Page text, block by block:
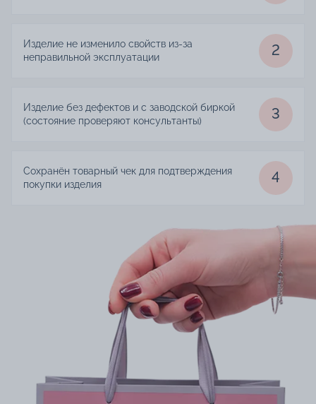
Изделие не изменило свойств из-за
неправильной эксплуатации
2
Изделие без дефектов и с заводской биркой
(состояние проверяют консультанты)
3
Сохранён товарный чек для подтверждения
покупки изделия
4